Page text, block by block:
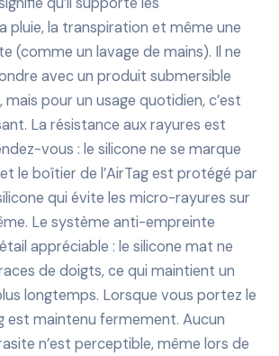
pluie, la transpiration et même une
(comme un lavage de mains). Il ne
avec un produit submersible
pour un usage quotidien, c’est
La résistance aux rayures est
vous : le silicone ne se marque
le boîtier de l’AirTag est protégé par
qui évite les micro-rayures sur
Le système anti-empreinte
appréciable : le silicone mat ne
de doigts, ce qui maintient un
longtemps. Lorsque vous portez le
est maintenu fermement. Aucun
n’est perceptible, même lors de